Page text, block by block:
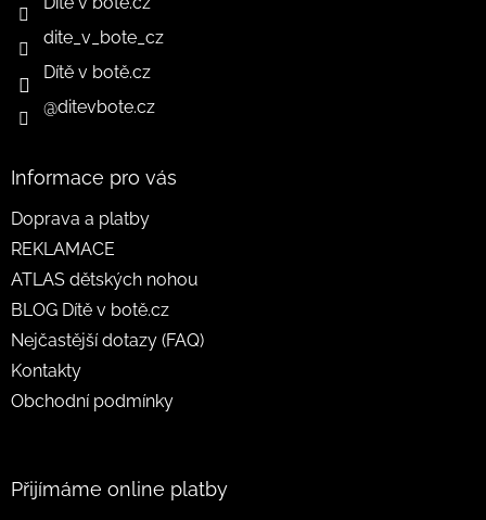
dite_v_bote_cz
Dítě v botě.cz
@ditevbote.cz
Informace pro vás
Doprava a platby
REKLAMACE
ATLAS dětských nohou
BLOG Dítě v botě.cz
Nejčastější dotazy (FAQ)
Kontakty
Obchodní podmínky
Přijímáme online platby